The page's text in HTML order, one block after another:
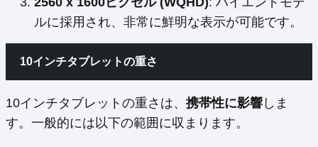
ルに採用され、非常に鮮明な表示が可能です。
10インチタブレットの重さ
10インチタブレットの重さは、 携帯性に影響 しま
す。一般的には以下の範囲に収まります。